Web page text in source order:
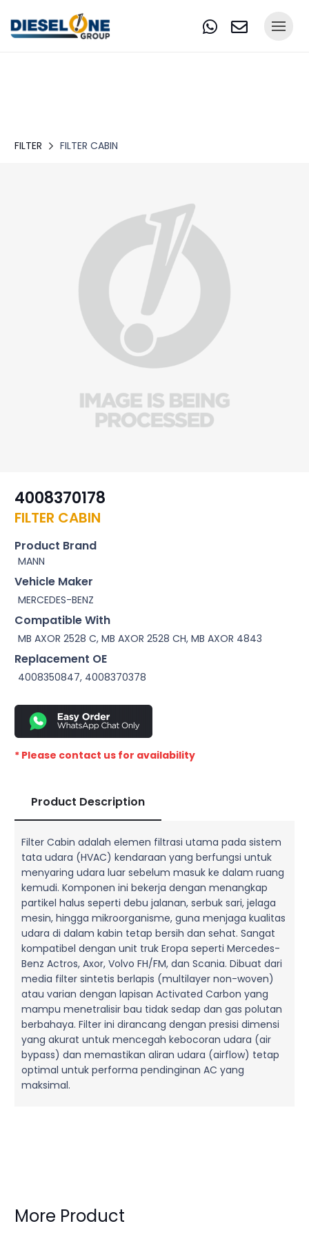
FILTER FILTER CABIN
4008370178
FILTER CABIN
Product Brand
MANN
Vehicle Maker
MERCEDES-BENZ
Compatible With
MB AXOR 2528 C, MB AXOR 2528 CH, MB AXOR 4843
Replacement OE
4008350847, 4008370378
* Please contact us for availability
Product Description
Filter Cabin adalah elemen filtrasi utama pada sistem
tata udara (HVAC) kendaraan yang berfungsi untuk
menyaring udara luar sebelum masuk ke dalam ruang
kemudi. Komponen ini bekerja dengan menangkap
partikel halus seperti debu jalanan, serbuk sari, jelaga
mesin, hingga mikroorganisme, guna menjaga kualitas
udara di dalam kabin tetap bersih dan sehat. Sangat
kompatibel dengan unit truk Eropa seperti Mercedes-
Benz Actros, Axor, Volvo FH/FM, dan Scania. Dibuat dari
media filter sintetis berlapis (multilayer non-woven)
atau varian dengan lapisan Activated Carbon yang
mampu menetralisir bau tidak sedap dan gas polutan
berbahaya. Filter ini dirancang dengan presisi dimensi
yang akurat untuk mencegah kebocoran udara (air
bypass) dan memastikan aliran udara (airflow) tetap
optimal untuk performa pendinginan AC yang
maksimal.
More Product